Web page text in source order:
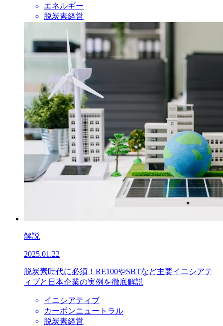
エネルギー
脱炭素経営
解説
2025.01.22
脱炭素時代に必須！RE100やSBTなど主要イニシアテ
ィブと日本企業の実例を徹底解説
イニシアティブ
カーボンニュートラル
脱炭素経営